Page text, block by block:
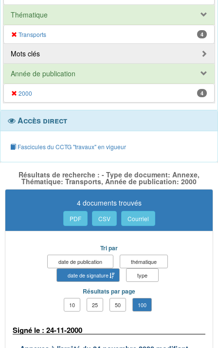
Thématique
Transports 4
Mots clés
Année de publication
2000 4
Accès direct
Fascicules du CCTG "travaux" en vigueur
Résultats de recherche : - Type de document: Annexe,
Thématique: Transports, Année de publication: 2000
4 documents trouvés
PDF CSV Courriel
Tri par
date de publication
thématique
date de signature
type
Résultats par page
10 25 50 100
Signé le : 24-11-2000